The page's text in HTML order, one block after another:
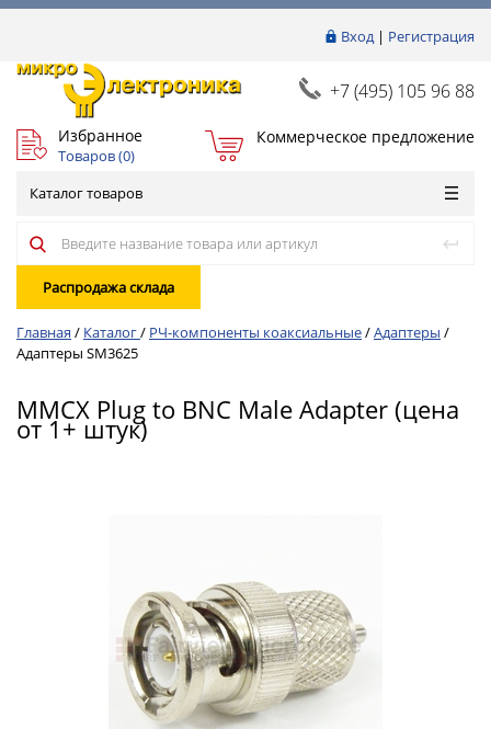
Вход| Регистрация
+7 (495) 105 96 88
Избранное
Товаров (0)
Коммерческое предложение
Каталог товаров
Распродажа склада
Главная / Каталог/ РЧ-компоненты коаксиальные/Адаптеры /
Адаптеры SM3625
MMCX Plug to BNC Male Adapter (цена
от 1+ штук)